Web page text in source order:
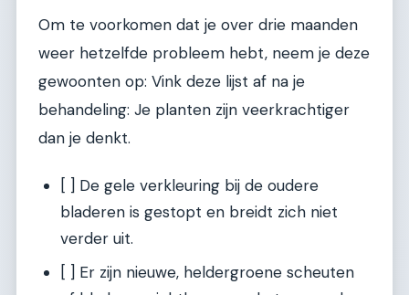
Om te voorkomen dat je over drie maanden
weer hetzelfde probleem hebt, neem je deze
gewoonten op: Vink deze lijst af na je
behandeling: Je planten zijn veerkrachtiger
dan je denkt.
[ ] De gele verkleuring bij de oudere
bladeren is gestopt en breidt zich niet
verder uit.
[ ] Er zijn nieuwe, heldergroene scheuten